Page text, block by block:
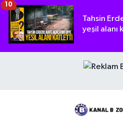
Tahsin
yeşil alanı
10